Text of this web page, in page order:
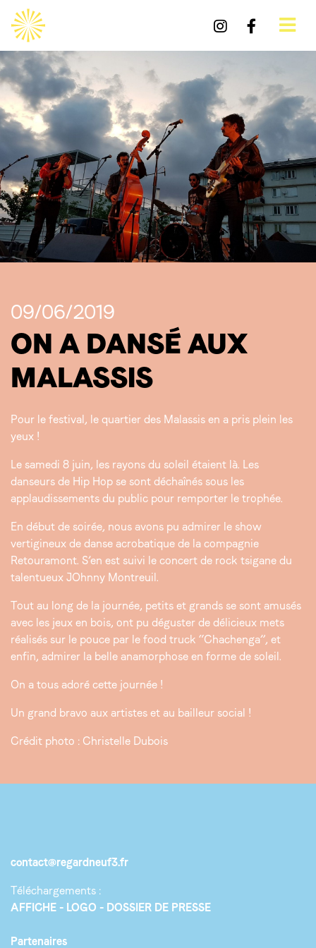
09/06/2019
ON A DANSÉ AUX
MALASSIS
Pour le festival, le quartier des Malassis en a pris plein les
yeux !
Le samedi 8 juin, les rayons du soleil étaient là. Les
danseurs de Hip Hop se sont déchaînés sous les
applaudissements du public pour remporter le trophée.
En début de soirée, nous avons pu admirer le show
vertigineux de danse acrobatique de la compagnie
Retouramont. S’en est suivi le concert de rock tsigane du
talentueux JOhnny Montreuil.
Tout au long de la journée, petits et grands se sont amusés
avec les jeux en bois, ont pu déguster de délicieux mets
réalisés sur le pouce par le food truck “Chachenga”, et
enfin, admirer la belle anamorphose en forme de soleil.
On a tous adoré cette journée !
Un grand bravo aux artistes et au bailleur social !
Crédit photo : Christelle Dubois
contact@regardneuf3.fr
Téléchargements :
AFFICHE
LOGO DOSSIER DE PRESSE
Partenaires